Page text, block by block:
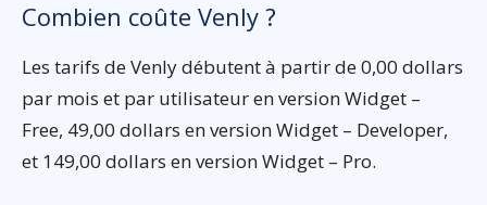
Combien coûte Venly ?
Les tarifs de Venly débutent à partir de 0,00 dollars
par mois et par utilisateur en version Widget –
Free, 49,00 dollars en version Widget – Developer,
et 149,00 dollars en version Widget – Pro.